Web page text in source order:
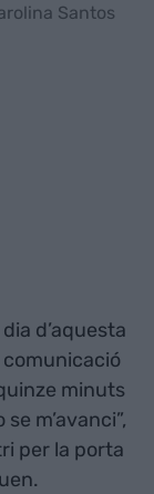
Santos
d’aquesta
minuts
m’avanci”,
per la porta